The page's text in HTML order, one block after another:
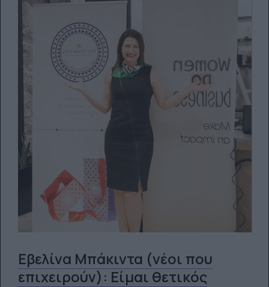
Εβελίνα Μπάκιντα (νέοι που
επιχειρούν): Είμαι θετικός